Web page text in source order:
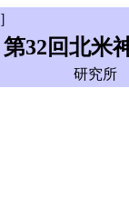
第32回北米
研究所